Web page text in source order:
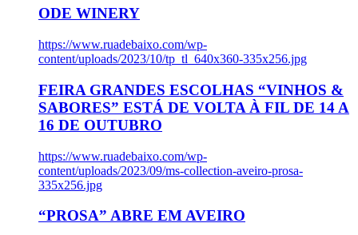
ODE WINERY
https://www.ruadebaixo.com/wp-
content/uploads/2023/10/tp_tl_640x360-335x256.jpg
FEIRA GRANDES ESCOLHAS “VINHOS &
SABORES” ESTÁ DE VOLTA À FIL DE 14 A
16 DE OUTUBRO
https://www.ruadebaixo.com/wp-
content/uploads/2023/09/ms-collection-aveiro-prosa-
335x256.jpg
“PROSA” ABRE EM AVEIRO